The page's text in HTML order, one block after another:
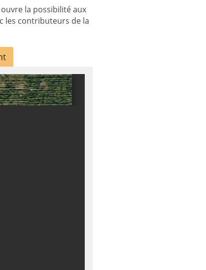
la possibilité aux
les contributeurs de la